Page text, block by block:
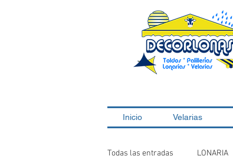
Inicio Velarias
Todas las entradas LONARIA